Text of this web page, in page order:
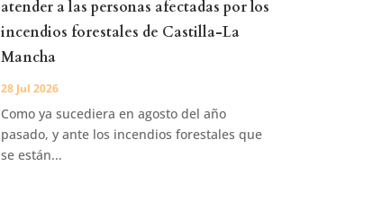
atender a las personas afectadas por los
incendios forestales de Castilla-La
Mancha
28 Jul 2026
Como ya sucediera en agosto del año
pasado, y ante los incendios forestales que
se están...